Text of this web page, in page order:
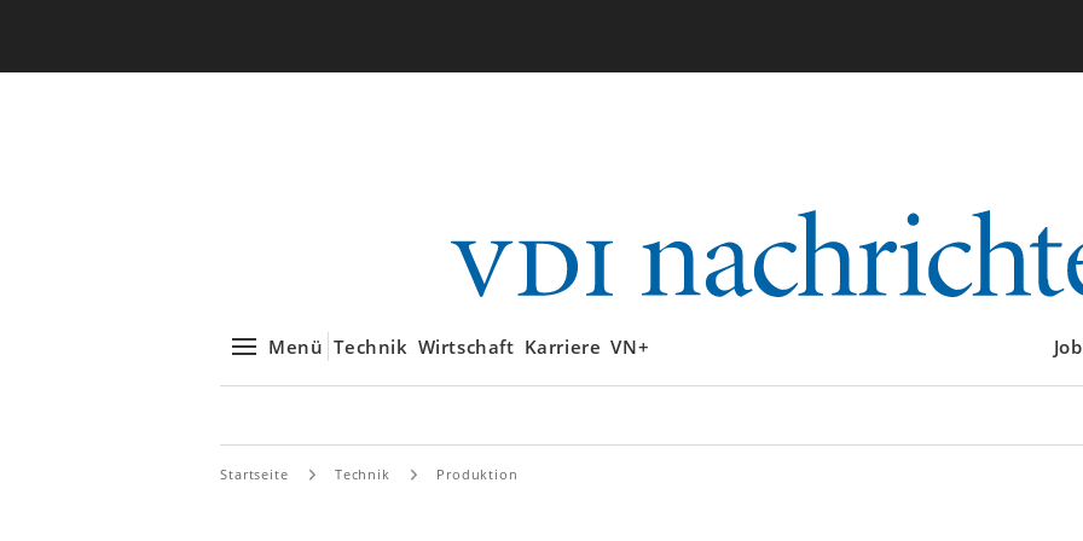
Menü Technik Wirtschaft Karriere VN+
Startseite Technik Produktion